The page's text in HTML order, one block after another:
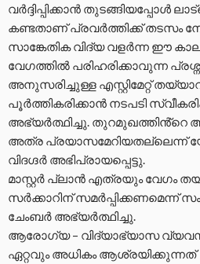
വർദ്ദിപ്പിക്കാൻ തുടങ്ങിയപ്പോൾ
കണ്ടതാണ് പ്രവർത്തിക്ക് തടസം
സാങ്കേതിക വിദ്യ വളർന്ന ഈ
വേഗത്തിൽ പരിഹരിക്കാവുന്ന
അനുസരിച്ചുള്ള എസ്റ്റിമേറ്റ്
പൂർത്തികരിക്കാൻ നടപടി
അഭ്യർത്ഥിച്ചു. തുറമുഖത്തിൻ്റെ
അത്ര പ്രയാസമേറിയതല്ലെന്ന്
വിദഗ്ദർ അഭിപ്രായപ്പെട്ടു.
മാസ്റ്റർ പ്ലാൻ എത്രയും വേഗം
സർക്കാറിന് സമർപ്പിക്കണമെന്ന്
ചേംബർ അഭ്യർത്ഥിച്ചു.
ആരോഗ്യ – വിദ്യാഭ്യാസ
ഏറ്റവും അധികം ആശ്രയിക്കുന്നത്